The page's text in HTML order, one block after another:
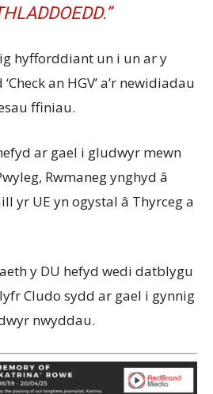
hyfforddiant un i un ar y
an HGV’ a’r newidiadau
ffiniau.
ar gael i gludwyr mewn
Rwmaneg ynghyd â
yr UE yn ogystal â Thyrceg a
y DU hefyd wedi datblygu
Cludo sydd ar gael i gynnig
nwyddau.